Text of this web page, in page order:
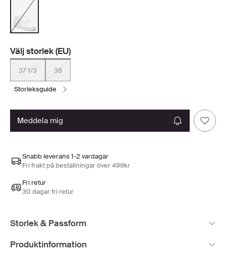
Välj storlek (EU)
37 1/3 38
storleksguide
meddela mig
Snabb leverans 1-2 vardagar
Fri frakt på beställningar över 499kr
Fri retur
30 dagar fri retur
Storlek & Passform
Produktinformation